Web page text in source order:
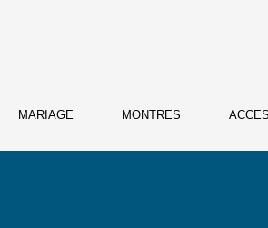
MARIAGE MONTRES